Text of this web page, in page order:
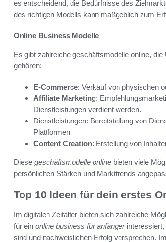
es entscheidend, die Bedürfnisse des
des richtigen Modells kann maßgeblich zum
Online Business Modelle
Es gibt zahlreiche geschäftsmodelle online,
gehören:
E-Commerce: Verkauf von physischen
Affiliate Marketing:
Dienstleistungen verdient werden.
Dienstleistungen: Bereitstellung von
Plattformen.
Content Creation: Erstellung von
Diese geschäftsmodelle online bieten viele
persönlichen Stärken und Markttrends
Top 10 Ideen für dein erstes
Im digitalen Zeitalter bieten sich zahlreiche
für ein online business für anfängerinteressiert,
sind und nachweislichen Erfolg versprechen.